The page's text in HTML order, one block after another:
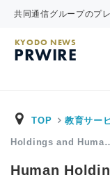
共同通信グループのプ
KYODO NEWS
PRWIRE
TOP 教育サー
Holdings and
Human